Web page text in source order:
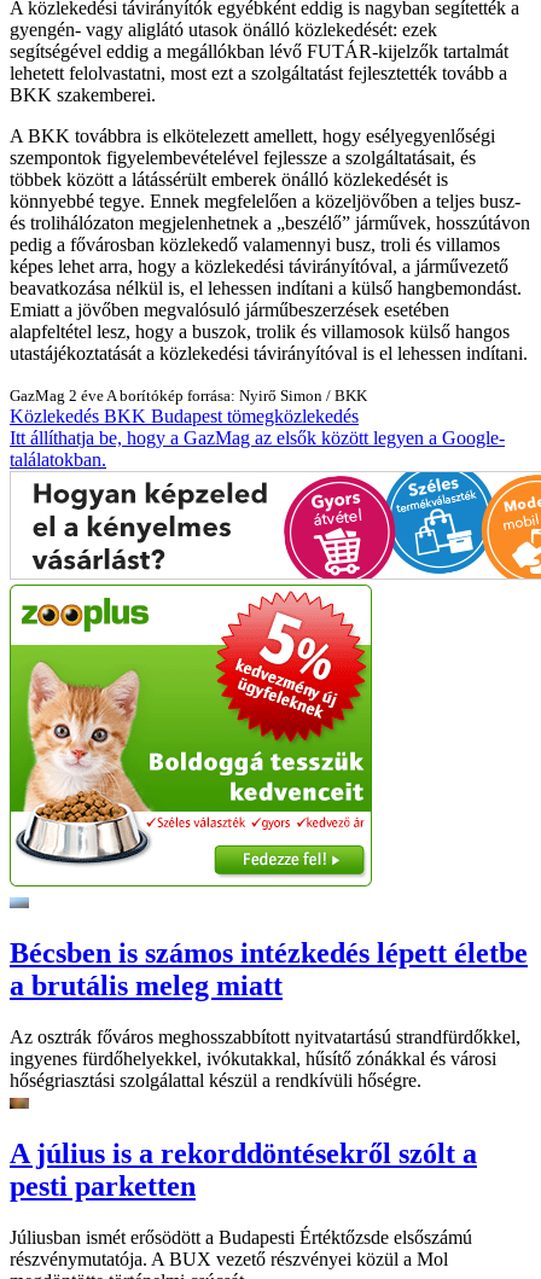
A közlekedési távirányítók egyébként eddig is nagyban segítették a
gyengén- vagy aliglátó utasok önálló közlekedését: ezek
segítségével eddig a megállókban lévő FUTÁR-kijelzők tartalmát
lehetett felolvastatni, most ezt a szolgáltatást fejlesztették tovább a
BKK szakemberei.
A BKK továbbra is elkötelezett amellett, hogy esélyegyenlőségi
szempontok figyelembevételével fejlessze a szolgáltatásait, és
többek között a látássérült emberek önálló közlekedését is
könnyebbé tegye. Ennek megfelelően a közeljövőben a teljes busz-
és trolihálózaton megjelenhetnek a „beszélő” járművek, hosszútávon
pedig a fővárosban közlekedő valamennyi busz, troli és villamos
képes lehet arra, hogy a közlekedési távirányítóval, a járművezető
beavatkozása nélkül is, el lehessen indítani a külső hangbemondást.
Emiatt a jövőben megvalósuló járműbeszerzések esetében
alapfeltétel lesz, hogy a buszok, trolik és villamosok külső hangos
utastájékoztatását a közlekedési távirányítóval is el lehessen indítani.
GazMag 2 éve A borítókép forrása: Nyirő Simon / BKK
Közlekedés BKK Budapest tömegközlekedés
Itt állíthatja be, hogy a GazMag az elsők között legyen a Google-
találatokban.
Bécsben is számos intézkedés lépett életbe
a brutális meleg miatt
Az osztrák főváros meghosszabbított nyitvatartású strandfürdőkkel,
ingyenes fürdőhelyekkel, ivókutakkal, hűsítő zónákkal és városi
hőségriasztási szolgálattal készül a rendkívüli hőségre.
A július is a rekorddöntésekről szólt a
pesti parketten
Júliusban ismét erősödött a Budapesti Értéktőzsde elsőszámú
részvénymutatója. A BUX vezető részvényei közül a Mol